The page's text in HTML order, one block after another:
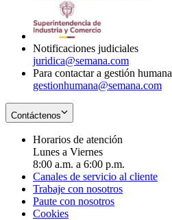
Notificaciones judiciales
juridica@semana.com
Para contactar a gestión humana
gestionhumana@semana.com
Contáctenos
Horarios de atención
Lunes a Viernes
8:00 a.m. a 6:00 p.m.
Canales de servicio al cliente
Trabaje con nosotros
Paute con nosotros
Cookies